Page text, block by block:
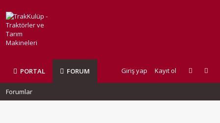
PORTAL FORUM Giriş yap Kayıt ol
Forumlar